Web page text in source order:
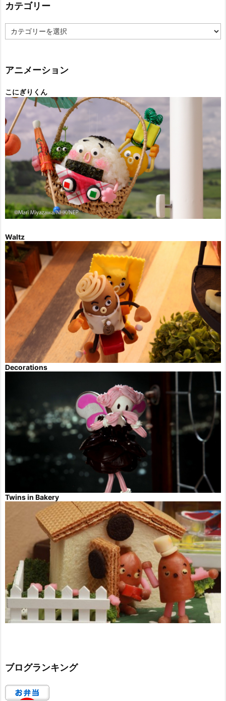
カテゴリー
テ
ー
アニメーション
こにぎりくん
Waltz
Decorations
Twins in Bakery
ブログランキング